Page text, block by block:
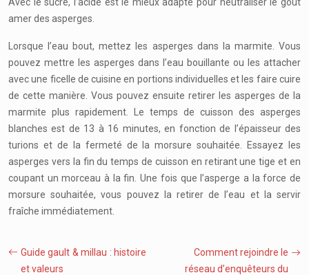
amer des asperges.
Lorsque l’eau bout, mettez les asperges dans la marmite. Vous
pouvez mettre les asperges dans l’eau bouillante ou les attacher
avec une ficelle de cuisine en portions individuelles et les faire cuire
de cette manière. Vous pouvez ensuite retirer les asperges de la
marmite plus rapidement. Le temps de cuisson des asperges
blanches est de 13 à 16 minutes, en fonction de l’épaisseur des
turions et de la fermeté de la morsure souhaitée. Essayez les
asperges vers la fin du temps de cuisson en retirant une tige et en
coupant un morceau à la fin. Une fois que l’asperge a la force de
morsure souhaitée, vous pouvez la retirer de l’eau et la servir
fraîche immédiatement.
Guide gault & millau : histoire
et valeurs
Comment rejoindre le
réseau d’enquêteurs du